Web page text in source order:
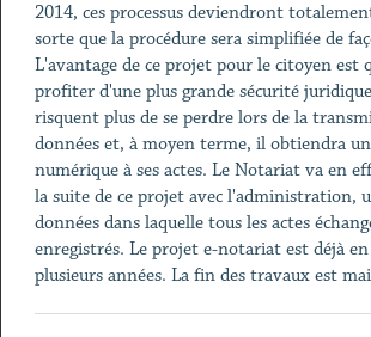
2014, ces processus deviendront
sorte que la procédure sera simplifiée de
L'avantage de ce projet pour le citoyen est
profiter d'une plus grande sécurité
risquent plus de se perdre lors de la
données et, à moyen terme, il obtiendra un
numérique à ses actes. Le Notariat va en
la suite de ce projet avec l'administration,
données dans laquelle tous les actes
enregistrés. Le projet e-notariat est déjà en
plusieurs années. La fin des travaux est